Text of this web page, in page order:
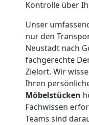
Kontrolle über
Unser
nur den
Neustadt nach
fachgerechte
Zielort. Wir
Ihren
Möbelstücken
Fachwissen
Teams sind
Wiener
Neustadt
Wiener